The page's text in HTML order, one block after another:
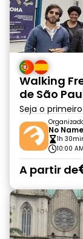
Walking
de São
Seja o
No Name
1h
10:00
A partir de